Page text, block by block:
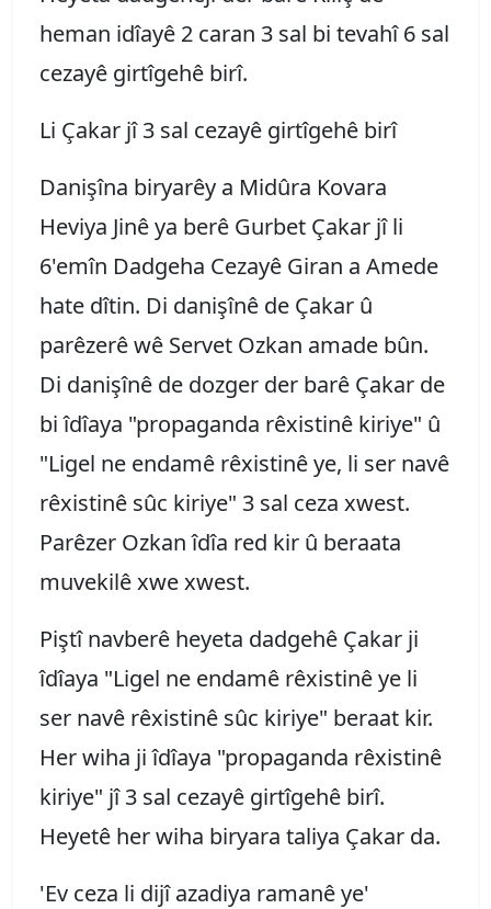
heman idîayê 2 caran 3 sal bi tevahî 6 sal
cezayê girtîgehê birî.
Li Çakar jî 3 sal cezayê girtîgehê birî
Danişîna biryarêy a Midûra Kovara
Heviya Jinê ya berê Gurbet Çakar jî li
6'emîn Dadgeha Cezayê Giran a Amede
hate dîtin. Di danişînê de Çakar û
parêzerê wê Servet Ozkan amade bûn.
Di danişînê de dozger der barê Çakar de
bi îdîaya "propaganda rêxistinê kiriye" û
"Ligel ne endamê rêxistinê ye, li ser navê
rêxistinê sûc kiriye" 3 sal ceza xwest.
Parêzer Ozkan îdîa red kir û beraata
muvekilê xwe xwest.
Piştî navberê heyeta dadgehê Çakar ji
îdîaya "Ligel ne endamê rêxistinê ye li
ser navê rêxistinê sûc kiriye" beraat kir.
Her wiha ji îdîaya "propaganda rêxistinê
kiriye" jî 3 sal cezayê girtîgehê birî.
Heyetê her wiha biryara taliya Çakar da.
'Ev ceza li dijî azadiya ramanê ye'